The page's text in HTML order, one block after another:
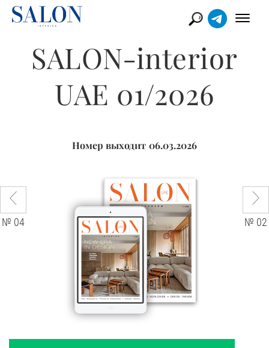
SALON-interior
UAE 01/2026
Номер выходит 06.03.2026
№ 04 № 02